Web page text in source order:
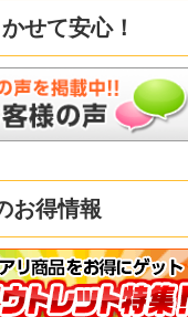
せて安心！
お得情報